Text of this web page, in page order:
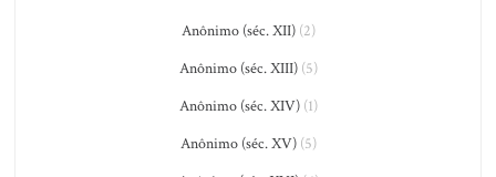
Anônimo (séc. XII)(2)
Anônimo (séc. XIII)(5)
Anônimo (séc. XIV)(1)
Anônimo (séc. XV)(5)